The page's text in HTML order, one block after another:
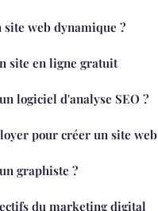
web dynamique ?
site en ligne gratuit
logiciel d'analyse SEO ?
pour créer un site web
graphiste ?
du marketing digital